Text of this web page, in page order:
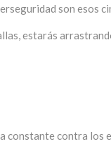
son esos
estarás
constante contra los